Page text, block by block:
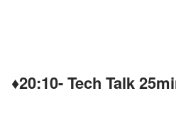
♦20:10- Tech Talk